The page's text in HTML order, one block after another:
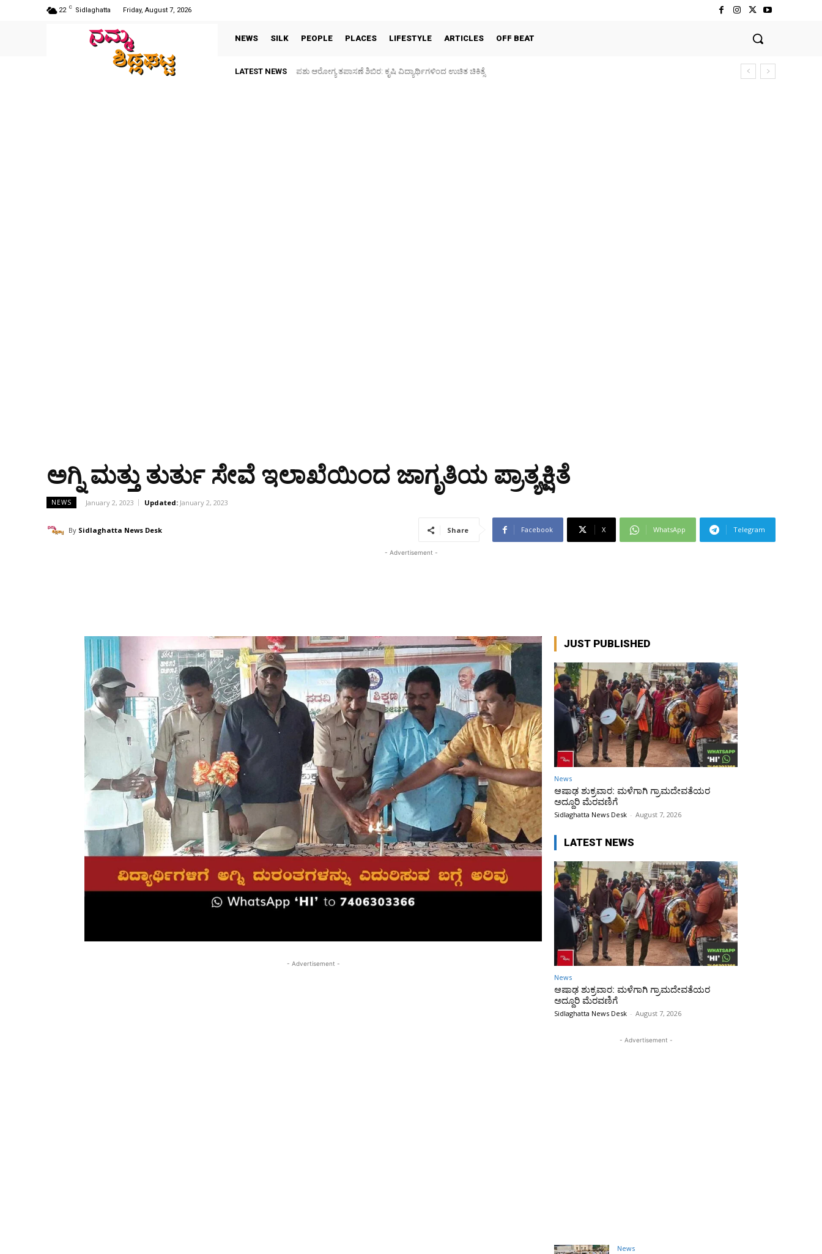
22 C Sidlaghatta Friday, August 7, 2026
NEWS SILK PEOPLE PLACES LIFESTYLE ARTICLES OFF BEAT
LATEST NEWS ಪಶು ಆರೋಗ್ಯ ತಪಾಸಣೆ ಶಿಬಿರ: ಕೃಷಿ ವಿದ್ಯಾರ್ಥಿಗಳಿಂದ ಉಚಿತ ಚಿಕಿತ್ಸೆ
ಅಗ್ನಿ ಮತ್ತು ತುರ್ತು ಸೇವೆ ಇಲಾಖೆಯಿಂದ ಜಾಗೃತಿಯ ಪ್ರಾತ್ಯಕ್ಷಿತೆ
NEWS January 2, 2023 Updated: January 2, 2023
By Sidlaghatta News Desk Share Facebook X WhatsApp Telegram
- Advertisement -
- Advertisement -
JUST PUBLISHED
News
ಆಷಾಢ ಶುಕ್ರವಾರ: ಮಳೆಗಾಗಿ ಗ್ರಾಮದೇವತೆಯರ
ಅದ್ದೂರಿ ಮೆರವಣಿಗೆ
Sidlaghatta News Desk - August 7, 2026
LATEST NEWS
News
ಆಷಾಢ ಶುಕ್ರವಾರ: ಮಳೆಗಾಗಿ ಗ್ರಾಮದೇವತೆಯರ
ಅದ್ದೂರಿ ಮೆರವಣಿಗೆ
Sidlaghatta News Desk - August 7, 2026
- Advertisement -
News